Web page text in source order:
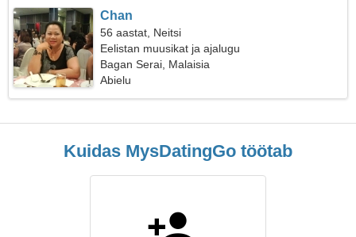
Chan
56 aastat, Neitsi
Eelistan muusikat ja ajalugu
Bagan Serai, Malaisia
Abielu
Kuidas MysDatingGo töötab